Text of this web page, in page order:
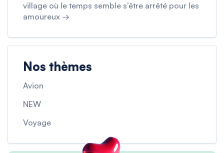
village où le temps semble s’être arrêté pour les
amoureux →
Nos thèmes
Avion
NEW
Voyage